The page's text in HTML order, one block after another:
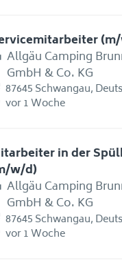
Allgäu Camping
GmbH & Co. KG
87645 Schwangau,
:
vor 1 Woche
in der
w/d)
Allgäu Camping
GmbH & Co. KG
87645 Schwangau,
:
vor 1 Woche